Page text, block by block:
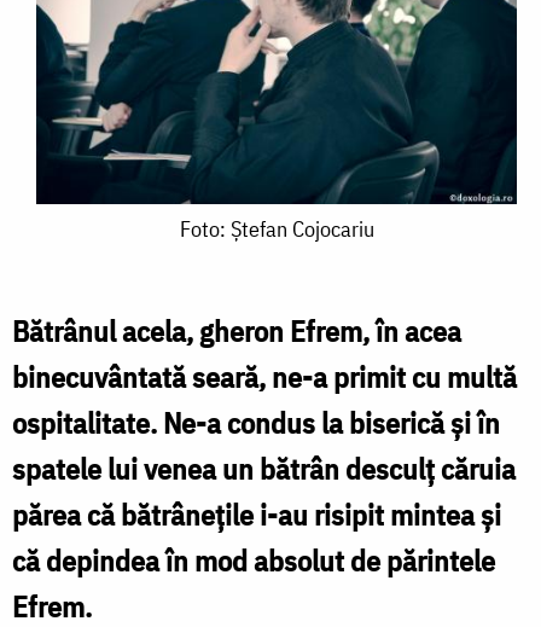
Cojocariu
Foto: Ștefan Cojocariu
Bătrânul acela, gheron Efrem, în acea
binecuvântată seară, ne-a primit cu multă
ospitalitate. Ne-a condus la biserică și în
spatele lui venea un bătrân desculț căruia
părea că bătrânețile i-au risipit mintea și
că depindea în mod absolut de părintele
Efrem.